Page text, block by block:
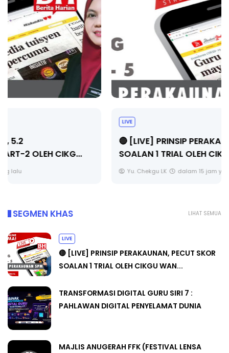
🔴 [LIVE] PRINSIP PERAKAUNAN, PECUT SKOR
SOALAN 1 TRIAL OLEH CIKGU WAN...
dalam 15 jam yang lalu
LIHAT SEMUA
SEGMEN KHAS
LIVE
🔴 [LIVE] PRINSIP PERAKAUNAN, PECUT SKOR
SOALAN 1 TRIAL OLEH CIKGU WAN...
TRANSFORMASI DIGITAL GURU SIRI 7 :
PAHLAWAN DIGITAL PENYELAMAT DUNIA
MAJLIS ANUGERAH FFK (FESTIVAL LENSA